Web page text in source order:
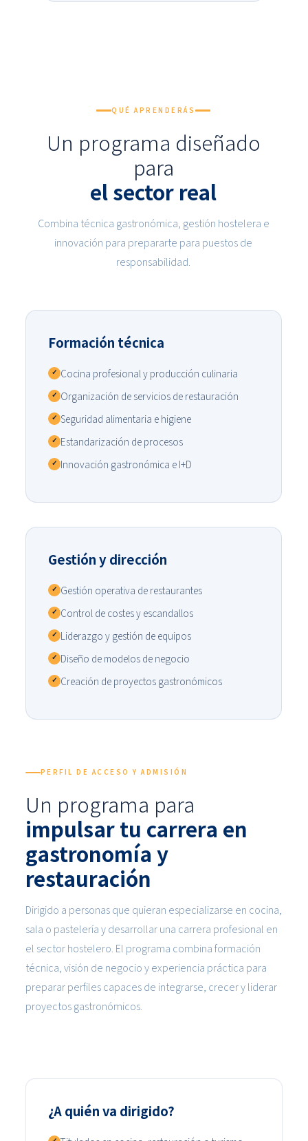
QUÉ APRENDERÁS
Un programa diseñado
para
el sector real
Combina técnica gastronómica, gestión hostelera e
innovación para prepararte para puestos de
responsabilidad.
Formación técnica
✓ Cocina profesional y producción culinaria
✓ Organización de servicios de restauración
✓ Seguridad alimentaria e higiene
✓ Estandarización de procesos
✓ Innovación gastronómica e I+D
Gestión y dirección
✓ Gestión operativa de restaurantes
✓ Control de costes y escandallos
✓ Liderazgo y gestión de equipos
✓ Diseño de modelos de negocio
✓ Creación de proyectos gastronómicos
PERFIL DE ACCESO Y ADMISIÓN
Un programa para
impulsar tu carrera en
gastronomía y
restauración
Dirigido a personas que quieran especializarse en cocina,
sala o pastelería y desarrollar una carrera profesional en
el sector hostelero. El programa combina formación
técnica, visión de negocio y experiencia práctica para
preparar perfiles capaces de integrarse, crecer y liderar
proyectos gastronómicos.
¿A quién va dirigido?